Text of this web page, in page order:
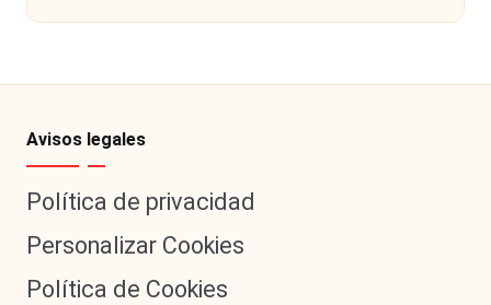
Avisos legales
Política de privacidad
Personalizar Cookies
Política de Cookies